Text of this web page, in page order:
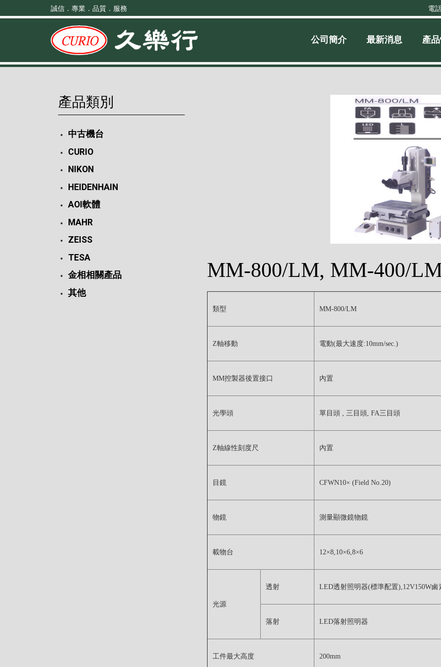
誠信．專業．品質．服務 電
公司簡介 最新消息 產
產品類別
中古機台
CURIO
NIKON
HEIDENHAIN
AOI軟體
MAHR
ZEISS
TESA
金相相關產品
其他
MM-800/LM, MM-400/
類型 MM-800/LM
Z軸移動 電動(最大速度:10mm/sec.)
MM控製器後置接口 內置
光學頭 單目頭 , 三目頭, FA三目頭
Z軸線性刻度尺 內置
目鏡 CFWN10× (Field No.20)
物鏡 測量顯微鏡物鏡
載物台 12×8,10×6,8×6
光源
透射 LED透射照明器(標準配置),12V150W
落射 LED落射照明器
工件最大高度 200mm